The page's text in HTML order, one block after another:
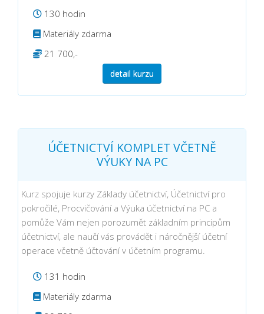
130 hodin
Materiály zdarma
21 700,-
detail kurzu
ÚČETNICTVÍ KOMPLET VČETNĚ
VÝUKY NA PC
Kurz spojuje kurzy Základy účetnictví, Účetnictví pro
pokročilé, Procvičování a Výuka účetnictví na PC a
pomůže Vám nejen porozumět základním principům
účetnictví, ale naučí vás provádět i náročnější účetní
operace včetně účtování v účetním programu.
131 hodin
Materiály zdarma